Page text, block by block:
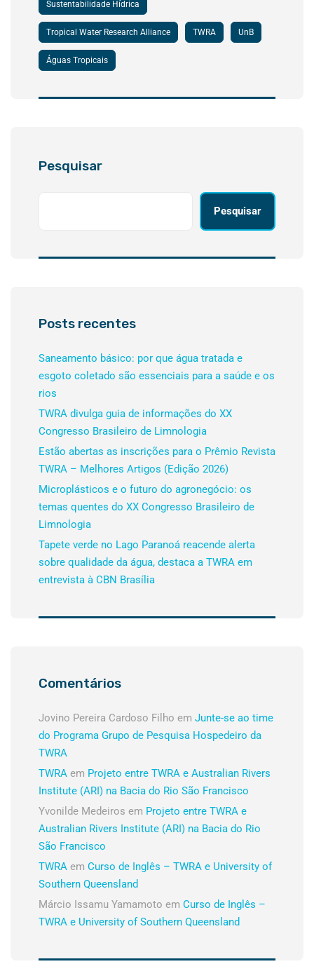
Sustentabilidade Hídrica
Tropical Water Research Alliance TWRA UnB
Águas Tropicais
Pesquisar
Pesquisar
Posts recentes
Saneamento básico: por que água tratada e
esgoto coletado são essenciais para a saúde e os
rios
TWRA divulga guia de informações do XX
Congresso Brasileiro de Limnologia
Estão abertas as inscrições para o Prêmio Revista
TWRA – Melhores Artigos (Edição 2026)
Microplásticos e o futuro do agronegócio: os
temas quentes do XX Congresso Brasileiro de
Limnologia
Tapete verde no Lago Paranoá reacende alerta
sobre qualidade da água, destaca a TWRA em
entrevista à CBN Brasília
Comentários
Jovino Pereira Cardoso Filho em Junte-se ao time
do Programa Grupo de Pesquisa Hospedeiro da
TWRA
TWRA em Projeto entre TWRA e Australian Rivers
Institute (ARI) na Bacia do Rio São Francisco
Yvonilde Medeiros em Projeto entre TWRA e
Australian Rivers Institute (ARI) na Bacia do Rio
São Francisco
TWRA em Curso de Inglês – TWRA e University of
Southern Queensland
Márcio Issamu Yamamoto em Curso de Inglês –
TWRA e University of Southern Queensland